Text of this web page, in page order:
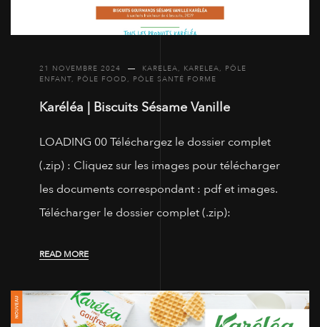
21 NOVEMBRE 2024 KARELEA, KARELEA, PÔLE
ENFANT, PÔLE FOOD, PÔLE SANTÉ FORME
Karéléa | Biscuits Sésame Vanille
LOADING 00 Téléchargez le dossier complet
(.zip) : Cliquez sur les images pour télécharger
les documents correspondant : pdf et images.
Télécharger le dossier complet (.zip):
READ MORE